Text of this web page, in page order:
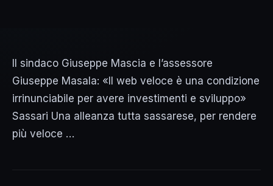
Il sindaco Giuseppe Mascia e l’assessore
Giuseppe Masala: «Il web veloce è una condizione
irrinunciabile per avere investimenti e sviluppo»
Sassari Una alleanza tutta sassarese, per rendere
più veloce …